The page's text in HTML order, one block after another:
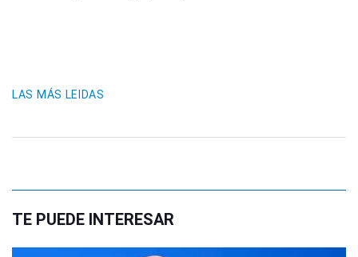
LAS MÁS LEIDAS
TE PUEDE INTERESAR